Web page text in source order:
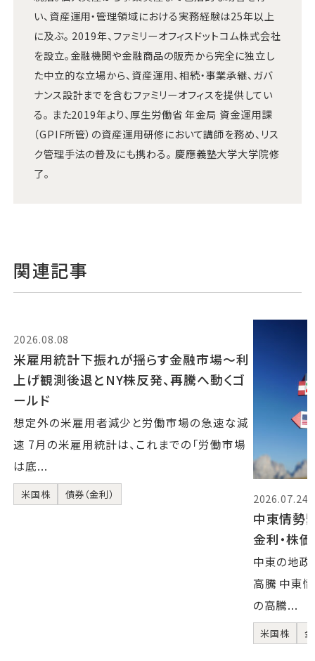
い、資産運用・管理領域における実務経験は25年以上
に及ぶ。 2019年、ファミリーオフィスドットコム株式会社
を設立。金融機関や金融商品の販売から完全に独立し
た中立的な立場から、資産運用、相続・事業承継、ガバ
ナンス設計までを含むファミリーオフィスを提供してい
る。 また2019年より、厚生労働省 年金局 資金運用課
（GPIF所管）の資産運用研修において講師を務め、リス
ク管理手法の普及にも携わる。 慶應義塾大学大学院修
了。
関連記事
2026.08.08
米雇用統計下振れが揺らす金融市場～利
上げ観測後退とNY株反発、再騰へ動くゴ
ールド
想定外の米雇用者減少と労働市場の急速な減
速 7月の米雇用統計は、これまでの「労働市場
は底...
米国株 債券（金利） 2026.07.24
中東情勢
金利・株
中東の地政
高騰 中東
の高騰...
米国株 金